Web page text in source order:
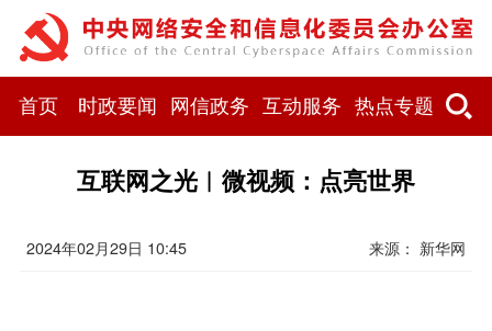
首页 时政要闻 网信政务 互动服务 热点专题
互联网之光︱微视频：点亮世界
2024年02月29日 10:45 来源： 新华网